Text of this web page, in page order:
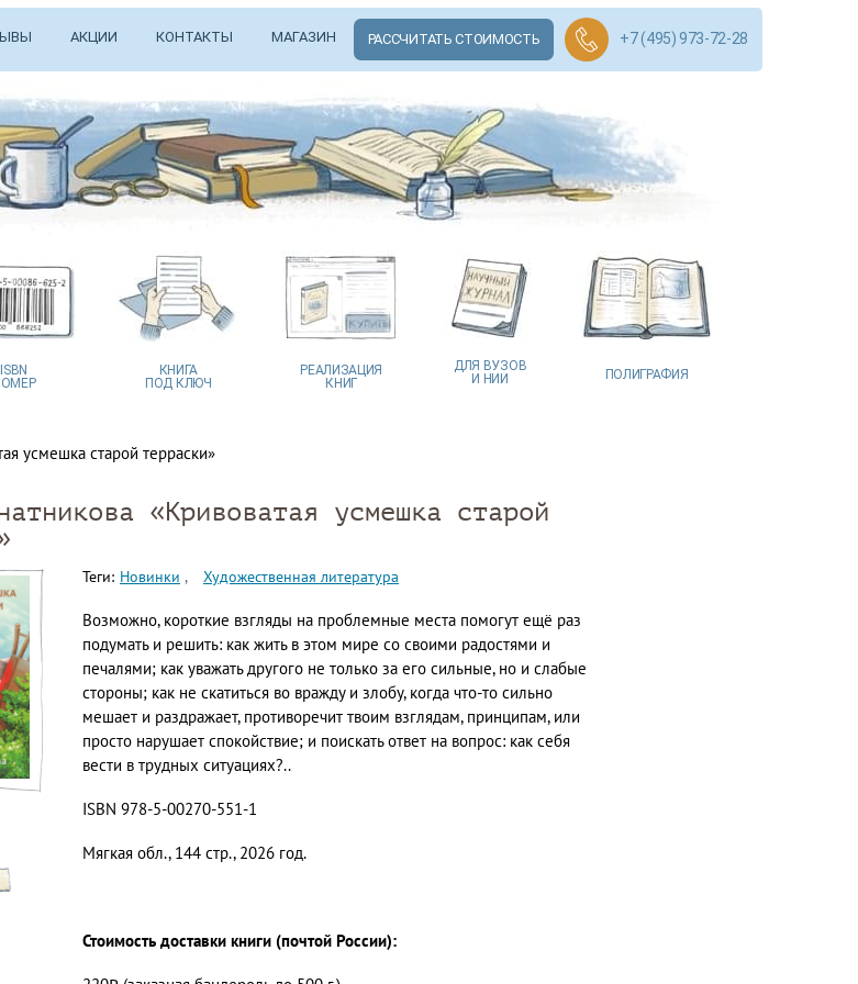
АКЦИИ КОНТАКТЫ МАГАЗИН РАССЧИТАТЬ СТОИМОСТЬ +7 (495) 973-72-28
ISBN
КНИГА
ПОД КЛЮЧ
РЕАЛИЗАЦИЯ
КНИГ
ДЛЯ ВУЗОВ
И НИИ
ПОЛИГРАФИЯ
усмешка старой терраски»
«Кривоватая усмешка старой
Теги: Новинки Художественная литература
Возможно, короткие взгляды на проблемные места помогут ещё раз
подумать и решить: как жить в этом мире со своими радостями и
печалями; как уважать другого не только за его сильные, но и слабые
стороны; как не скатиться во вражду и злобу, когда что-то сильно
мешает и раздражает, противоречит твоим взглядам, принципам, или
просто нарушает спокойствие; и поискать ответ на вопрос: как себя
вести в трудных ситуациях?..
ISBN 978-5-00270-551-1
Мягкая обл., 144 стр., 2026 год.
Стоимость доставки книги (почтой России):